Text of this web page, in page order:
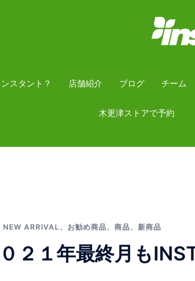
スタント？ 店舗紹介 ブログ チーム
木更津ストアで予約
NEW ARRIVAL、 お勧め商品、 商品、 新商品
２１年最終月も